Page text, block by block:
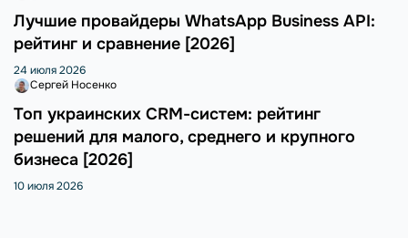
Лучшие провайдеры WhatsApp Business API:
рейтинг и сравнение [2026]
24 июля 2026
Сергей Носенко
Топ украинских CRM-систем: рейтинг
решений для малого, среднего и крупного
бизнеса [2026]
10 июля 2026